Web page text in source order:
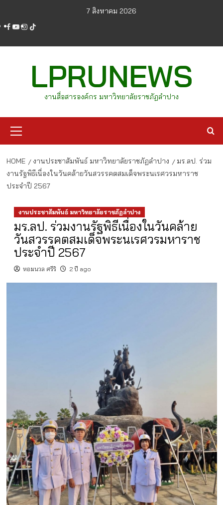
content
7 สิงหาคม 2026
facebook
youtube
instagram
tiktok
LPRUNEWS
งานสื่อสารองค์กร มหาวิทยาลัยราชภัฏลำปาง
Menu
HOME งานประชาสัมพันธ์ มหาวิทยาลัยราชภัฏลำปาง
มร.ลป. ร่วม
งานรัฐพิธีเนื่องในวันคล้ายวันสวรรคตสมเด็จพระนเรศวรมหาราช
ประจำปี 2567
งานประชาสัมพันธ์ มหาวิทยาลัยราชภัฏลำปาง
มร.ลป. ร่วมงานรัฐพิธีเนื่องในวันคล้าย
วันสวรรคตสมเด็จพระนเรศวรมหาราช
ประจำปี 2567
หอมนวล ศรีริ 2 ปี ago